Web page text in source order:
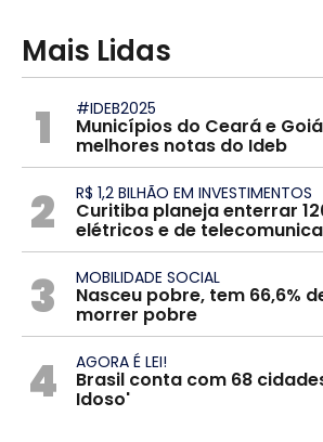
Mais Lidas
1 #IDEB2025
Municípios do Ceará e
melhores notas do Ideb
2 R$ 1,2 BILHÃO EM INVESTIMENTOS
Curitiba planeja enterrar
elétricos e de
3 MOBILIDADE SOCIAL
Nasceu pobre, tem 66,6%
morrer pobre
4 AGORA É LEI!
Brasil conta com 68
Idoso'